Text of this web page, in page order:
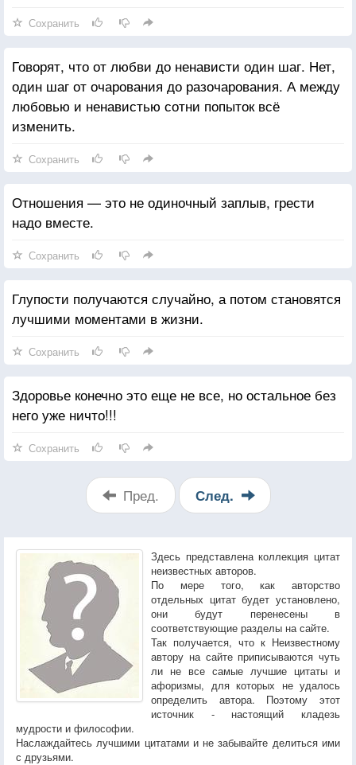
Сохранить
Говорят, что от любви до ненависти один шаг. Нет,
один шаг от очарования до разочарования. А между
любовью и ненавистью сотни попыток всё
изменить.
Сохранить
Отношения — это не одиночный заплыв, грести
надо вместе.
Сохранить
Глупости получаются случайно, а потом становятся
лучшими моментами в жизни.
Сохранить
Здоровье конечно это еще не все, но остальное без
него уже ничто!!!
Сохранить
Пред. След.
Здесь представлена коллекция цитат
неизвестных авторов.
По мере того, как авторство
отдельных цитат будет установлено,
они будут перенесены в
соответствующие разделы на сайте.
Так получается, что к Неизвестному
автору на сайте приписываются чуть
ли не все самые лучшие цитаты и
афоризмы, для которых не удалось
определить автора. Поэтому этот
источник - настоящий кладезь
мудрости и философии.
Наслаждайтесь лучшими цитатами и не забывайте делиться ими
с друзьями.